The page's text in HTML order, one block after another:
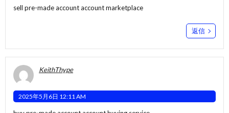
sell pre-made accountaccount marketplace
返信
KeithThype
2025年5月6日 12:11 AM